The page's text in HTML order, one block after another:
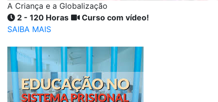
A Criança e a Globalização
2 - 120 Horas
Curso com vídeo!
SAIBA MAIS